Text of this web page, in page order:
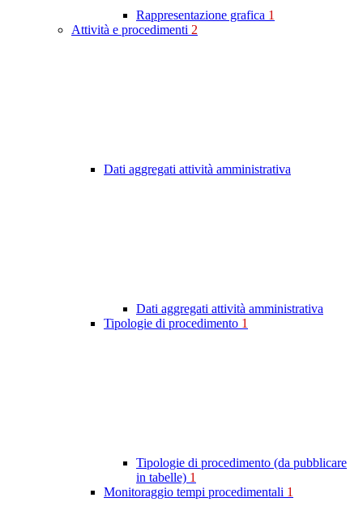
Rappresentazione grafica 1
Attività e procedimenti 2
Dati aggregati attività amministrativa
Dati aggregati attività amministrativa
Tipologie di procedimento 1
Tipologie di procedimento (da pubblicare
in tabelle) 1
Monitoraggio tempi procedimentali 1